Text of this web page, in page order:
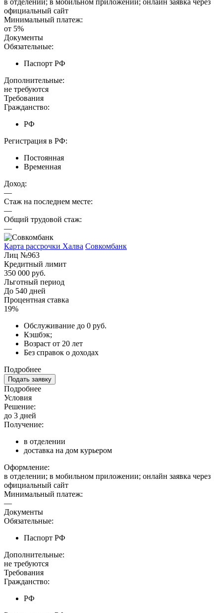
официальный сайт
Минимальный платеж:
от 5%
Документы
Обязательные:
Паспорт РФ
Дополнительные:
не требуются
Требования
Гражданство:
РФ
Регистрация в РФ:
Постоянная
Временная
Доход:
—
Стаж на последнем месте:
—
Общий трудовой стаж:
—
Карта рассрочки Халва Совкомбанк
Лиц №963
Кредитный лимит
350 000 руб.
Льготный период
До 540 дней
Процентная ставка
19%
Обслуживание до 0 руб.
Кэшбэк;
Возраст от 20 лет
Без справок о доходах
Подробнее
Подать заявку
Подробнее
Условия
Решение:
до 3 дней
Получение:
в отделении
доставка на дом курьером
Оформление:
в отделении; в мобильном приложении; онлайн заявка через
официальный сайт
Минимальный платеж:
—
Документы
Обязательные:
Паспорт РФ
Дополнительные:
не требуются
Требования
Гражданство:
РФ